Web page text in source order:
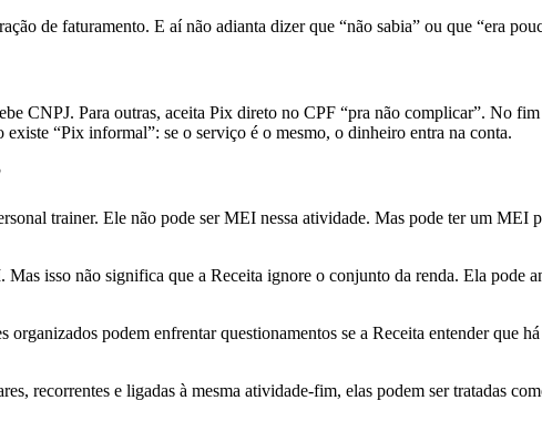
de faturamento. E aí não adianta dizer que “não sabia” ou que “era
CNPJ. Para outras, aceita Pix direto no CPF “pra não complicar”. No
“Pix informal”: se o serviço é o mesmo, o dinheiro entra na conta.
trainer. Ele não pode ser MEI nessa atividade. Mas pode ter um MEI
isso não significa que a Receita ignore o conjunto da renda. Ela pode
podem enfrentar questionamentos se a Receita entender que
recorrentes e ligadas à mesma atividade-fim, elas podem ser tratadas